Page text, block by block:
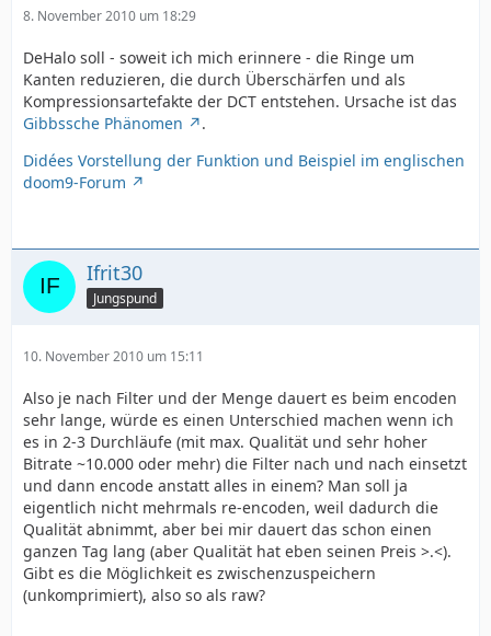
8. November 2010 um 18:29
DeHalo soll - soweit ich mich erinnere - die Ringe um
Kanten reduzieren, die durch Überschärfen und als
Kompressionsartefakte der DCT entstehen. Ursache ist das
Gibbssche Phänomen
.
Didées Vorstellung der Funktion und Beispiel im englischen
doom9-Forum
Ifrit30
Jungspund
10. November 2010 um 15:11
Also je nach Filter und der Menge dauert es beim encoden
sehr lange, würde es einen Unterschied machen wenn ich
es in 2-3 Durchläufe (mit max. Qualität und sehr hoher
Bitrate ~10.000 oder mehr) die Filter nach und nach einsetzt
und dann encode anstatt alles in einem? Man soll ja
eigentlich nicht mehrmals re-encoden, weil dadurch die
Qualität abnimmt, aber bei mir dauert das schon einen
ganzen Tag lang (aber Qualität hat eben seinen Preis >.<).
Gibt es die Möglichkeit es zwischenzuspeichern
(unkomprimiert), also so als raw?